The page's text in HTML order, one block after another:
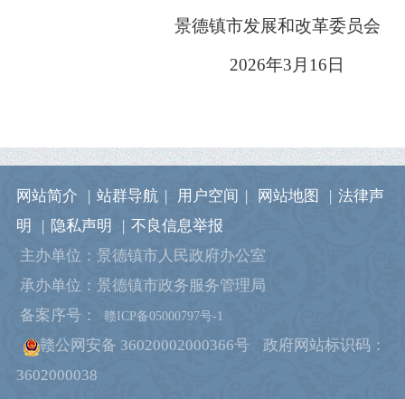
景德镇市发展和改革委员会
2026年3月16日
网站简介 站群导航 用户空间 网站地图
法律声
明
隐私声明
不良信息举报
主办单位：景德镇市人民政府办公室
承办单位：景德镇市政务服务管理局
备案序号：
赣ICP备05000797号-1
赣公网安备 36020002000366号
政府网站标识码：
3602000038